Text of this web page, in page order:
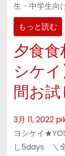
生・中学生向
もっと読む
夕食食
シケ
間お試
3月 11, 2022
ヨシケイ
し5days ＼